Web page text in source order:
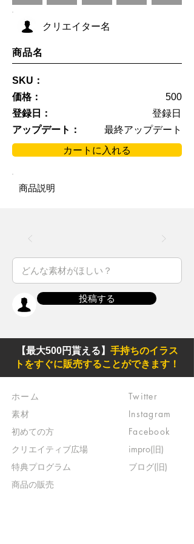
クリエイター名
商品名
SKU：
価格：
500
登録日：
登録日
アップデート：
最終アップデート
カートに入れる
商品説明
投稿する
【最大500円貰える】 手持ちのイラス
トをすぐに販売することができます！
ホーム
素材
初めての方
​クリエイティブ広場
​特典プログラム
​商品の販売
Twitter
Instagram
Facebook
impro(旧)​
ブログ(旧)